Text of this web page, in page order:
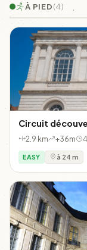
À PIED(4)
Circuit
2.9 km +36m
EASY à 24 m